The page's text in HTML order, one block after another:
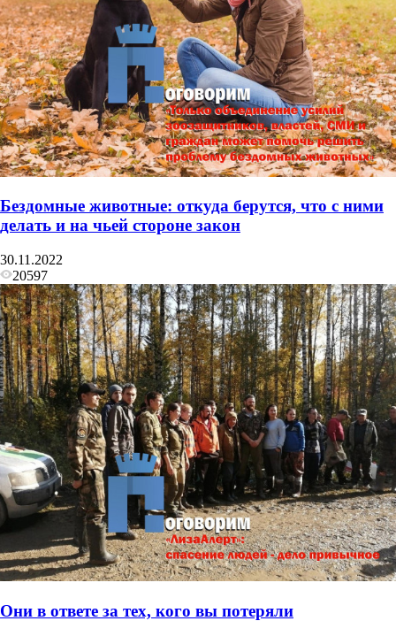
Бездомные животные: откуда берутся, что с ними
делать и на чьей стороне закон
30.11.2022
20597
Они в ответе за тех, кого вы потеряли